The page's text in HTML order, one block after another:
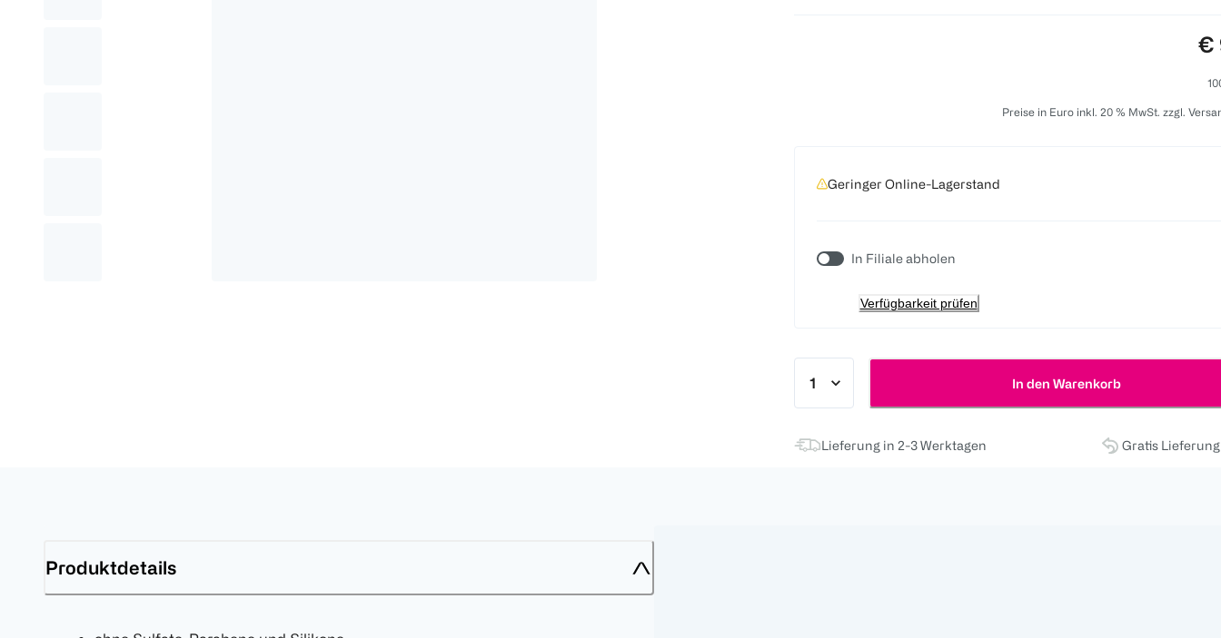
€
Preise in Euro inkl. 20 % MwSt. zzgl.
Geringer Online-Lagerstand
In Filiale abholen
Verfügbarkeit prüfen
In den Warenkorb
Lieferung in 2-3 Werktagen Gratis
Produktdetails